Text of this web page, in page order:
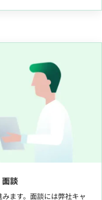
談
ます。面談には弊社キャ